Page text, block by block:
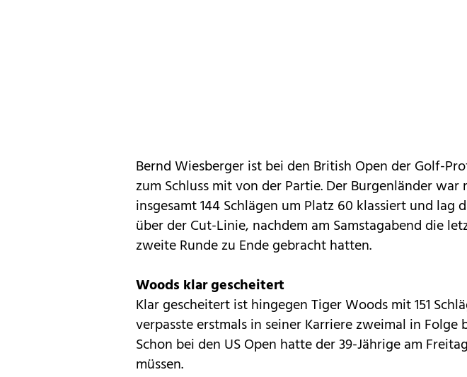
Bernd Wiesberger ist bei den British Open der Golf-
zum Schluss mit von der Partie. Der Burgenländer war
insgesamt 144 Schlägen um Platz 60 klassiert und lag
über der Cut-Linie, nachdem am Samstagabend die
zweite Runde zu Ende gebracht hatten.
Woods klar gescheitert
Klar gescheitert ist hingegen Tiger Woods mit 151
verpasste erstmals in seiner Karriere zweimal in Folge
Schon bei den US Open hatte der 39-Jährige am
müssen.